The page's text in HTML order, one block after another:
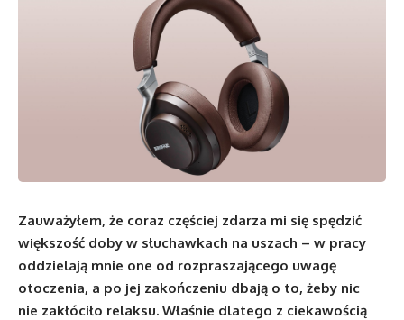
Zauważyłem, że coraz częściej zdarza mi się spędzić
większość doby w słuchawkach na uszach – w pracy
oddzielają mnie one od rozpraszającego uwagę
otoczenia, a po jej zakończeniu dbają o to, żeby nic
nie zakłóciło relaksu. Właśnie dlatego z ciekawością